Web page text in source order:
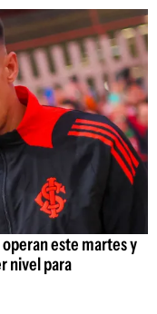
este martes y
nivel para